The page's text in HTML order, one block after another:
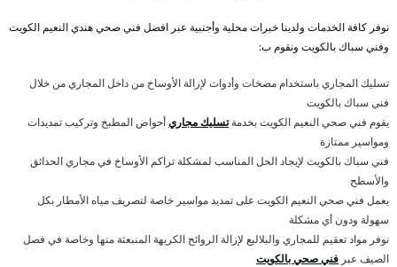
نوفر كافة الخدمات ولدينا خبرات محلية وأجنبية عبر افضل فني صحي هندي النعيم الكويت
وفني سباك بالكويت ونقوم ب:
تسليك المجاري باستخدام مضخات وأدوات لإزالة الأوساخ من داخل المجاري من خلال
فني سباك بالكويت
يقوم فني صحي النعيم الكويت بخدمةتسليك مجاريأحواض المطبخ وتركيب تمديدات
ومواسير ممتازة
فني سباك بالكويت لإيجاد الحل المناسب لمشكلة تراكم الأوساخ في مجاري الحدائق
والأسطح
يعمل فني صحي النعيم الكويت على تمديد مواسير خاصة لتصريف مياه الأمطار بكل
سهولة ودون أي مشكلة
نوفر مواد تعقيم للمجاري والبلاليع لإزالة الروائح الكريهة المنبعثة منها وخاصة في فصل
الصيف عبر فني صحي بالكويت